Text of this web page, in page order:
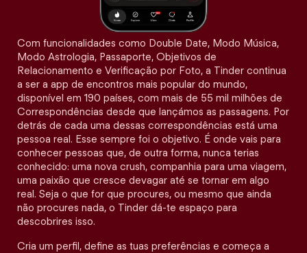
Com funcionalidades como Double Date, Modo Música,
Modo Astrologia, Passaporte, Objetivos de
Relacionamento e Verificação por Foto, a Tinder continua
a ser a app de encontros mais popular do mundo,
disponível em 190 países, com mais de 55 mil milhões de
Correspondências desde que lançámos as passagens. Por
detrás de cada uma dessas correspondências está uma
pessoa real. Esse sempre foi o objetivo. É onde vais para
conhecer pessoas que, de outra forma, nunca terias
conhecido: uma nova crush, companhia para uma viagem,
uma paixão que cresce devagar até se tornar em algo
real. Seja o que for que procures, ou mesmo que ainda
não procures nada, o Tinder dá-te espaço para
descobrires isso.
Cria um perfil, define as tuas preferências e começa a